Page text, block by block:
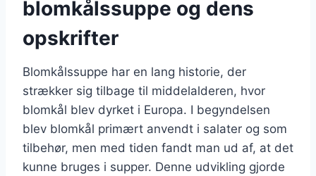
blomkålssuppe og dens
opskrifter
Blomkålssuppe har en lang historie, der
strækker sig tilbage til middelalderen, hvor
blomkål blev dyrket i Europa. I begyndelsen
blev blomkål primært anvendt i salater og som
tilbehør, men med tiden fandt man ud af, at det
kunne bruges i supper. Denne udvikling gjorde